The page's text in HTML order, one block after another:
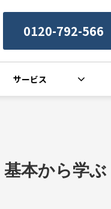
0120-792-566
サービス
基本から学